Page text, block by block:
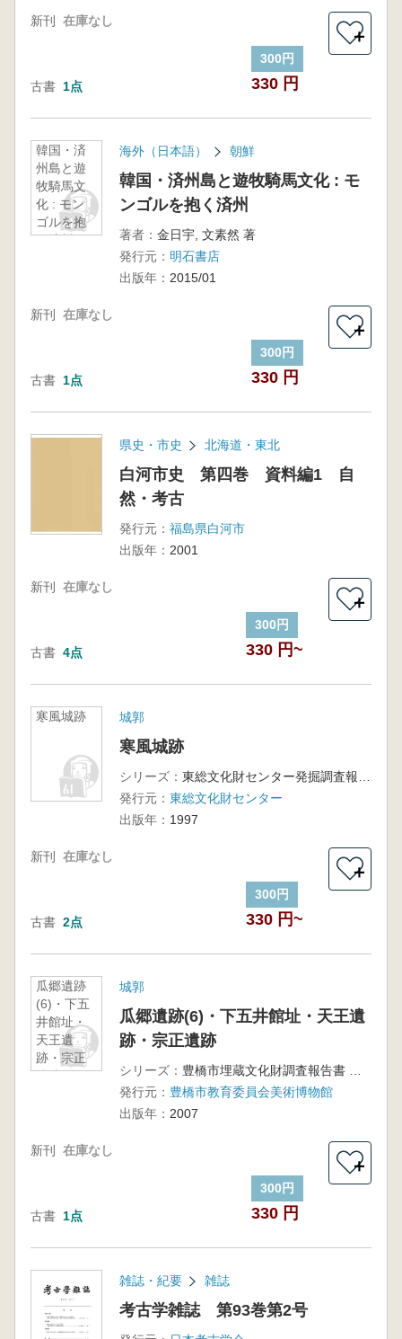
新刊 在庫なし
古書 1点
300円
330 円
＋
韓国・済
州島と遊
牧騎馬文
化 : モン
ゴルを抱
く済州
海外（日本語） 朝鮮
韓国・済州島と遊牧騎馬文化 : モ
ンゴルを抱く済州
著者： 金日宇, 文素然 著
発行元： 明石書店
出版年： 2015/01
新刊 在庫なし
古書 1点
300円
330 円
＋
県史・市史 北海道・東北
白河市史 第四巻 資料編1 自
然・考古
発行元： 福島県白河市
出版年： 2001
新刊 在庫なし
古書 4点
300円
330 円~
＋
寒風城跡 城郭
寒風城跡
シリーズ：
発行元： 東総文化財センター
出版年： 1997
新刊 在庫なし
古書 2点
300円
330 円~
＋
瓜郷遺跡
(6)・下五
井館址・
天王遺
跡・宗正
遺跡
城郭
瓜郷遺跡(6)・下五井館址・天王遺
跡・宗正遺跡
シリーズ：
発行元： 豊橋市教育委員会美術博物館
出版年： 2007
新刊 在庫なし
古書 1点
300円
330 円
＋
雑誌・紀要 雑誌
考古学雑誌 第93巻第2号